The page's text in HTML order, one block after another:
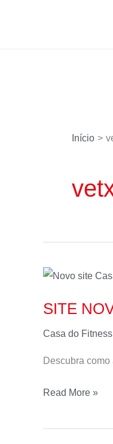
Início
SITE
Casa do Fitness
Descubra
SITE
PARA
AINDA
Read More »